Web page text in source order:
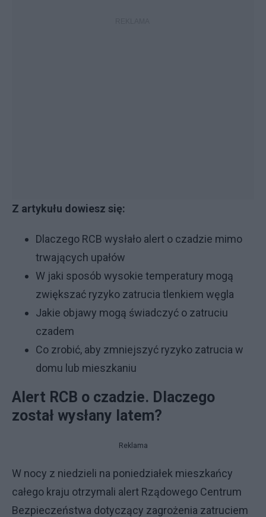
Z artykułu dowiesz się:
Dlaczego RCB wysłało alert o czadzie mimo
trwających upałów
W jaki sposób wysokie temperatury mogą
zwiększać ryzyko zatrucia tlenkiem węgla
Jakie objawy mogą świadczyć o zatruciu
czadem
Co zrobić, aby zmniejszyć ryzyko zatrucia w
domu lub mieszkaniu
Alert RCB o czadzie. Dlaczego
został wysłany latem?
Reklama
W nocy z niedzieli na poniedziałek mieszkańcy
całego kraju otrzymali alert Rządowego Centrum
Bezpieczeństwa dotyczący zagrożenia zatruciem